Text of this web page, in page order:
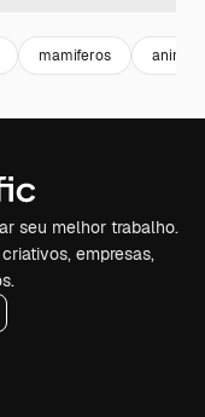
mamiferos animais
seu melhor trabalho.
empresas,